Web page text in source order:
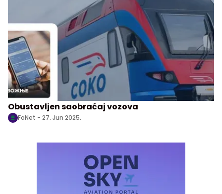
Obustavljen saobraćaj vozova
FoNet - 27. Jun 2025.